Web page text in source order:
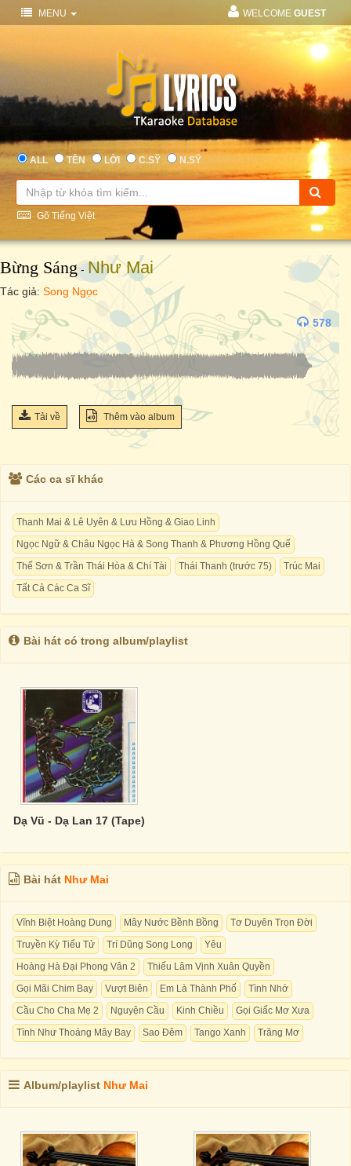
MENU WELCOME GUEST
ALL TÊN LỜI C.SỸ N.SỸ
Gõ Tiếng Việt
Bừng Sáng- Như Mai
Tác giả: Song Ngọc
578
Tải về Thêm vào album
Các ca sĩ khác
Thanh Mai & Lê Uyên & Lưu Hồng & Giao Linh
Ngọc Ngữ & Châu Ngọc Hà & Song Thanh & Phương Hồng Quế
Thế Sơn & Trần Thái Hòa & Chí Tài
Thái Thanh (trước 75)
Trúc Mai
Tất Cả Các Ca Sĩ
Bài hát có trong album/playlist
Dạ Vũ - Dạ Lan 17 (Tape)
Bài hát Như Mai
Vĩnh Biệt Hoàng Dung Mây Nước Bềnh Bồng
Tơ Duyên Trọn Đời
Truyền Kỳ Tiểu Tử
Trí Dũng Song Long
Yêu
Hoàng Hà Đại Phong Vân 2
Thiếu Lâm Vịnh Xuân Quyền
Gọi Mãi Chim Bay
Vượt Biên Em Là Thành Phố
Tình Nhớ
Cầu Cho Cha Mẹ 2
Nguyện Cầu Kinh Chiều
Gọi Giấc Mơ Xưa
Tình Như Thoáng Mây Bay
Sao Đêm Tango Xanh Trăng Mơ
Album/playlist Như Mai